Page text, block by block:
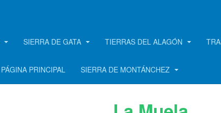
SIERRA DE GATA TIERRAS DEL ALAGÓN
PÁGINA PRINCIPAL SIERRA DE MONTÁNCHEZ